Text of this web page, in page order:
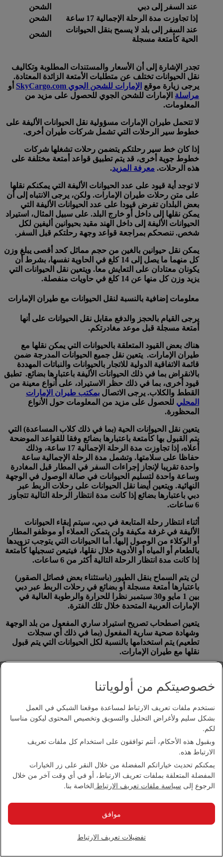
عند السفر إلى دبي
الشحن
إذا تجاوزت مدة الرحلة الإجمالية 17 ساعة
الشحن
عند السفر إلى بلد لا يسمح بنقل الحيوانات
الحية كأمتعة مسجلة
الشحن
تجدر الإشارة إلى أن الأسعار والمستندات المطلوبة وتكاليف
نقل الحيوانات تختلف عن متطلبات الأمتعة الزائدة المعتادة.
يرجى زيارة موقع الإمارات للشحن الجوي SkyCargo.com
أو
مراسلة الإمارات للشحن الجوي للحصول على مزيد من
المعلومات.
لا تتحمل طيران الإمارات مسؤولية نقل الحيوانات الأليفة على
خطوط سير الرحلات التي تشمل شركات طيران أخرى.
إذا كان خط سير رحلتكم يتضمن رحلات تشغلها شركات
خطوط جوية أخرى، قد يتم تطبيق قواعد أمتعة مختلفة على
هذه الرحلات. معرفة المزيد.
لا توجد أية قيود على عدد الحيوانات الأليفة التي يمكنكم نقلها
على متن رحلات طيران الإمارات. ولكن، يرجى الانتباه إلى أن
بعض البلدان تفرض قيودا على عدد الحيوانات الأليفة التي
يمكن نقلها إلى داخل أو خارج البلد. على سبيل المثال، استيراد
الحيوانات الأليفة إلى داخل الهند مقيد بحيوانين أليفين لكل
شخص. ننصحكم بمراجعة قواعد وجهة رحلتكم قبل السفر.
يمكن نقل حيوانين بالغين من حجم مماثل كحد أقصى يبلغ وزن
كل منهما ما يصل إلى 14 كلغ في الحاوية نفسها، بشرط أن
يكونان معتادان على التعايش معا. ويتعين نقل الحيوانات التي
يزيد وزن كل منها عن 14 كلغ في حاويات منفصلة.
معلومات إضافية بالنسبة لنقل الحيوانات مع طيران الإمارات
يرجى القيام بالحجز والدفع مقابل نقل الحيوانات على أنها
أمتعة مسجلة قبل موعد مغادرتكم.
هناك بعض القيود المتعلقة بالحيوانات التي يمكن نقلها مع
طيران الإمارات. يتعين نقل جميع الحيوانات المدرجة ضمن
قائمة الاتفاقية الدولية للاتجار بالحيوانات والنباتات المهددة
بالانقراض بما في ذلك الحيوانات الأليفة باعتبارها بضائع. تطبق
قيود أخرى، بما في ذلك حظر الاستيراد، على أنواع معينة من
القطط والكلاب. يرجى الاتصال بمكتب طيران الإمارات
المحلي للحصول على مزيد من المعلومات حول الأنواع
المحظورة.
يتعين نقل الحيوانات الحية (بما في ذلك كلاب المساعدة) التي
يتم القبول بها كأمتعة باعتبارها بضائع وفقا للقواعد الموضحة
أعلاه، إذا تجاوزت مدة الرحلة الإجمالية 17 ساعة، وذلك
حفاظا على سلامتها. وتشمل مدة الرحلة الإجمالية ساعة
واحدة تقريبا لإنجاز إجراءات السفر في المطار قبل المغادرة
وساعة واحدة لتسليم الحيوانات في صالة الوصول في الوجهة
النهائية. ويتعين أيضا نقل الحيوانات على رحلات الربط عبر
دبي باعتبارها بضائع إذا كانت مدة انتظار الرحلة التالية تتجاوز
6 ساعات.
أثناء انتظار رحلة المتابعة في دبي، سيتم إبقاء الحيوانات
الأليفة في غرفة مكيفة ولن يتمكن العملاء أو موظفو المطار
أو الوكلاء من الوصول إليها. أما الحيوانات التي يتوجب تزويدها
بالطعام أو المياه أو الأدوية خلال نقلها، فيتيعن تسجيلها كأمتعة
إذا كانت مدة انتظار الرحلة التالية أكثر من 6 ساعات.
لن يتم السماح بنقل الطيور (باستثناء بعض فصائل الصقور)
باعتبارها أمتعة مسجلة أو بضائع في رحلات الربط عبر دبي
بين 1 مايو و30 سبتمبر نظرا للحرارة والرطوبة العالية في
الإمارات العربية المتحدة خلال تلك الفترة.
يتعين اصطحاب تصريح استيراد ساري المفعول من بلد الوجهة
وشهادة صحية سارية المفعول (بما في ذلك أي سجلات
تطعيم) يتم استخدامها بالنسبة لكل الحيوانات التي يتم قبول
نقلها مع طيران الإمارات.
أنها أمتعة. يرجى الاتصال مع
للحصول على المزيد من المعلومات.
بالنسبة للحيوانات التي يتم نقلها على متن طيران الإمارات،
يتعين كتابة متطلبات درجة الحرارة المثلى على حاوية نقل
الحيوان إضافة إلى رقم الهاتف للاتصال في حالات الطوارئ
لن تقبل طيران الإمارات نقل أي أنثى حيوان قد تجاوزت ثلث
فترة الحمل أو وضعت مولودها قبل السفر بـ 48 ساعة.
ما هي السياسة المتبعة في ما يتعلق بنقل البضائع الخطرة؟
البضائع الخطرة عبارة عن مواد قد تشكل مخاطر على صحة
الركاب وسلامتهم أو قد تتسبب في إلحاق أضرار بالطائرة.
ويشار إلى هذه البضائع أيضا بأنها مواد محظورة ومواد خطرة
خصوصيتكم من أولوياتنا
نستخدم ملفات تعريف الارتباط لمساعدة موقعنا الشبكي في العمل
بشكل سليم ولأغراض التحليل والتسويق وتخصيص المحتوى ليكون مناسبا
لكم.
وبقبول هذه الأحكام، أنتم توافقون على استخدام كل ملفات تعريف
الارتباط هذه.
يمكنكم تحديث خياراتكم المفضلة من خلال النقر على زر الخيارات
المفضلة المتعلقة بملفات تعريف الارتباط، أو في أي وقت آخر من خلال
الرجوع إلى سياسة ملفات تعريف الارتباط الخاصة بنا.
تفضيلات تعريف الارتباط
موافق